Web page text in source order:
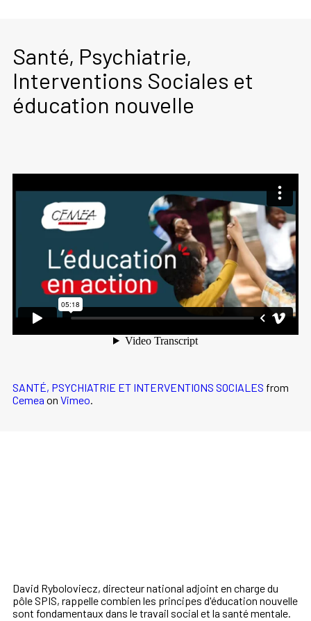
Santé, Psychiatrie,
Interventions Sociales et
éducation nouvelle
SANTÉ, PSYCHIATRIE ET INTERVENTIONS SOCIALES from
Cemea on Vimeo
David Ryboloviecz, directeur national adjoint en charge du
pôle SPIS, rappelle combien les principes d'éducation nouvelle
sont fondamentaux dans le travail social et la santé mentale.